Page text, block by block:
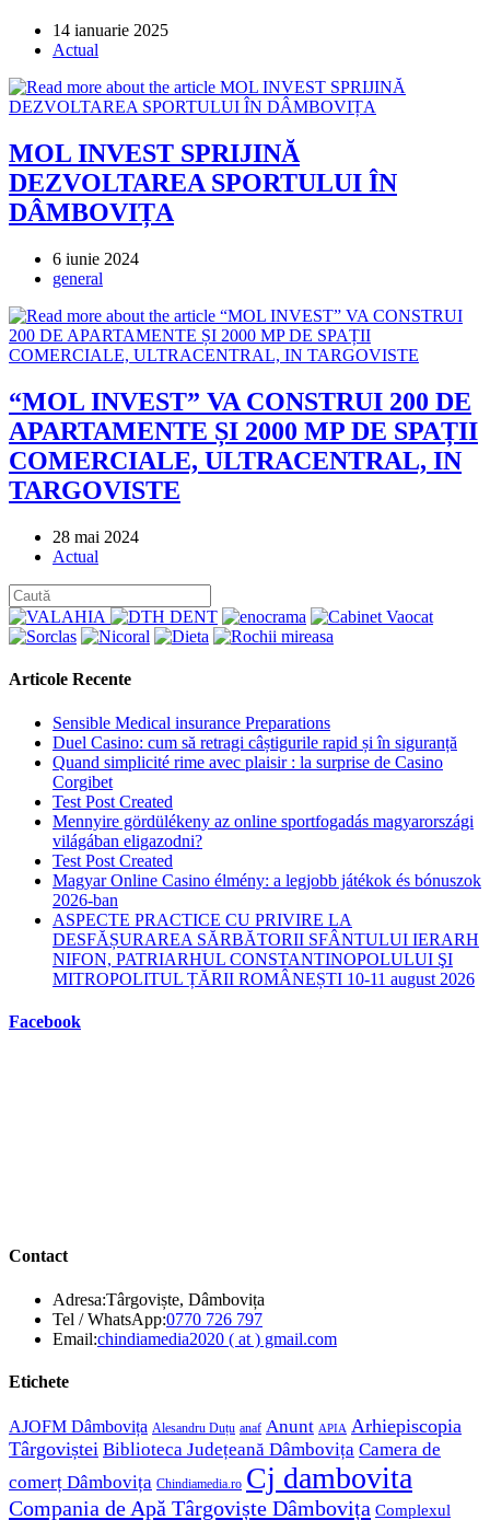
Post
published:
14 ianuarie 2025
Post
Actual
MOL INVEST SPRIJINĂ
DEZVOLTAREA SPORTULUI ÎN
DÂMBOVIȚA
Post
published:
6 iunie 2024
Post
general
“MOL INVEST” VA CONSTRUI 200 DE
APARTAMENTE ȘI 2000 MP DE SPAȚII
COMERCIALE, ULTRACENTRAL, IN
TARGOVISTE
Post
published:
28 mai 2024
Post
Actual
Articole Recente
Sensible Medical insurance Preparations
Duel Casino: cum să retragi câștigurile rapid și în siguranță
Quand simplicité rime avec plaisir : la surprise de Casino
Corgibet
Test Post Created
Mennyire gördülékeny az online sportfogadás magyarországi
világában eligazodni?
Test Post Created
Magyar Online Casino élmény: a legjobb játékok és bónuszok
2026-ban
ASPECTE PRACTICE CU PRIVIRE LA
DESFĂȘURAREA SĂRBĂTORII SFÂNTULUI IERARH
NIFON, PATRIARHUL CONSTANTINOPOLULUI ŞI
MITROPOLITUL ȚĂRII ROMÂNEȘTI 10-11 august 2026
Facebook
Contact
Adresa:Târgoviște, Dâmbovița
Tel / WhatsApp:0770 726 797Opens
in
Email:chindiamedia2020 ( at ) gmail.comOpens
Etichete
AJOFM Dâmbovița Alesandru Duțu anaf Anunt APIA Arhiepiscopia
Târgoviștei Biblioteca Județeană Dâmbovița Camera de
comerț Dâmbovița Chindiamedia.ro Cj dambovita
Compania de Apă Târgoviște Dâmbovița Complexul